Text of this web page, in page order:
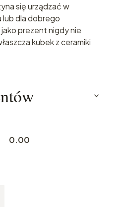
się urządzać w
lub dla dobrego
prezent nigdy nie
kubek z ceramiki
0.00